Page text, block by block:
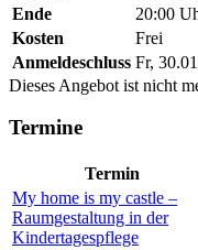
Ende
20:00
Kosten
Frei
Anmeldeschluss Fr,
Dieses Angebot ist nicht
Termine
Termin
My home is my castle –
Raumgestaltung in der
Kindertagespflege